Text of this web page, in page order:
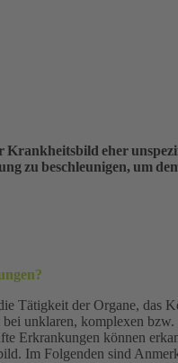
eher
zu beschleunigen, um
Tätigkeit der Organe,
unklaren, komplexen
Erkrankungen können
Im Folgenden sind